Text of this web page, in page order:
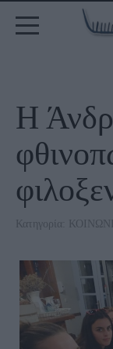
Η
Κατηγορία: